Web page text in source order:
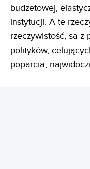
budżetowej,
instytucji. A te
rzeczywistość, są z
polityków,
poparcia,